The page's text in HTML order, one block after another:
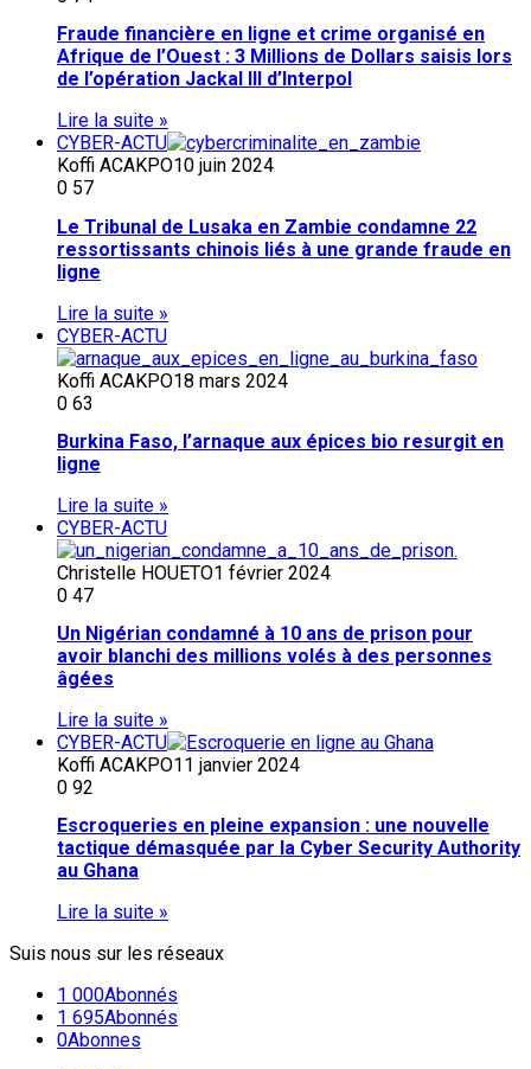
Fraude financière en ligne et crime organisé en
Afrique de l’Ouest : 3 Millions de Dollars saisis lors
de l’opération Jackal III d’Interpol
Lire la suite »
CYBER-ACTU
Koffi ACAKPO10 juin 2024
0 57
Le Tribunal de Lusaka en Zambie condamne 22
ressortissants chinois liés à une grande fraude en
ligne
Lire la suite »
CYBER-ACTU
Koffi ACAKPO18 mars 2024
0 63
Burkina Faso, l’arnaque aux épices bio resurgit en
ligne
Lire la suite »
CYBER-ACTU
Christelle HOUETO1 février 2024
0 47
Un Nigérian condamné à 10 ans de prison pour
avoir blanchi des millions volés à des personnes
âgées
Lire la suite »
CYBER-ACTU
Koffi ACAKPO11 janvier 2024
0 92
Escroqueries en pleine expansion : une nouvelle
tactique démasquée par la Cyber Security Authority
au Ghana
Lire la suite »
Suis nous sur les réseaux
1 000Abonnés
1 695Abonnés
0Abonnes